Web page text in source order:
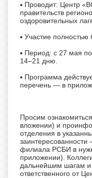
▪ Проводит: Центр
правительств
оздоровительных
▪ Участие полностью
▪ Период: с 27 мая
14–21 дню.
▪ Программа
перечень — в
Просим
вложении) и
отделения в
заинтересованности
филиала РСБИ в
приложении).
дальнейшим шагам и
ответственного от